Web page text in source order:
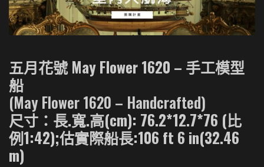
五月花號 May Flower 1620 – 手工模型
船
(May Flower 1620 – Handcrafted)
尺寸：長.寬.高(cm): 76.2*12.7*76 (比
例1:42);估實際船長:106 ft 6 in(32.46
m)